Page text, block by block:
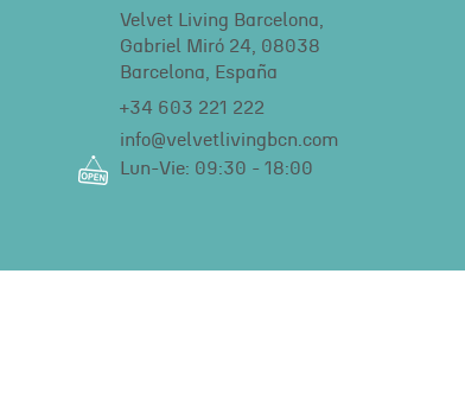
info@velvetlivingbcn.com
+34 603 221 222
Velvet Living Barcelona,
Gabriel Miró 24, 08038
Barcelona, España
Lun-Vie: 09:30 - 18:00